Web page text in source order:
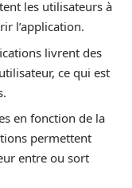
les utilisateurs à
l’application.
livrent des
ce qui est
en fonction de la
permettent
entre ou sort